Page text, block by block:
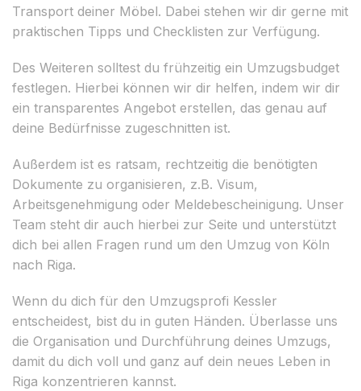
Transport deiner Möbel. Dabei stehen wir dir gerne mit
praktischen Tipps und Checklisten zur Verfügung.
Des Weiteren solltest du frühzeitig ein Umzugsbudget
festlegen. Hierbei können wir dir helfen, indem wir dir
ein transparentes Angebot erstellen, das genau auf
deine Bedürfnisse zugeschnitten ist.
Außerdem ist es ratsam, rechtzeitig die benötigten
Dokumente zu organisieren, z.B. Visum,
Arbeitsgenehmigung oder Meldebescheinigung. Unser
Team steht dir auch hierbei zur Seite und unterstützt
dich bei allen Fragen rund um den Umzug von Köln
nach Riga.
Wenn du dich für den Umzugsprofi Kessler
entscheidest, bist du in guten Händen. Überlasse uns
die Organisation und Durchführung deines Umzugs,
damit du dich voll und ganz auf dein neues Leben in
Riga konzentrieren kannst.